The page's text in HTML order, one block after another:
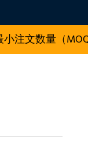
注文数量（